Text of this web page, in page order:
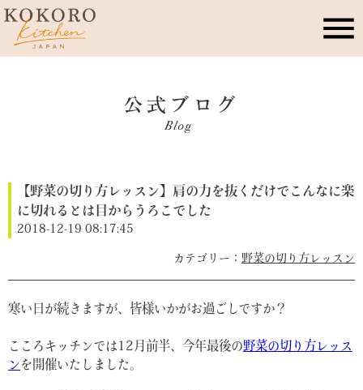
こころキッチンとは
レッスン・イベント
季節のこころレシピ
公式ブログ
お問合せ
【野菜の切り方レッスン】肩の力を抜くだけでこんなに楽
に切れるとは目からうろこでした
2018-12-19 08:17:45
野菜の切り方レッスン
寒い日が続きますが、皆様いかがお過ごしですか？
こころキッチンでは12月前半、今年最後の野菜の切り方レッス
ンを開催いたしました。